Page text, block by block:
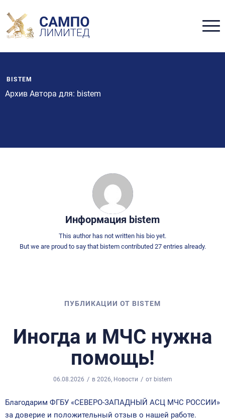
Архив Автора для: bistem
BISTEM
Информация bistem
This author has not written his bio yet.
But we are proud to say that bistemcontributed 27 entries already.
ПУБЛИКАЦИИ ОТ BISTEM
Иногда и МЧС нужна
помощь!
06.08.2026 / в 2026, Новости / от bistem
Благодарим ФГБУ «СЕВЕРО-ЗАПАДНЫЙ АСЦ МЧС РОССИИ»
за доверие и положительный отзыв о нашей работе.